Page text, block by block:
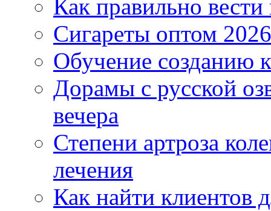
Как правильно
Сигареты оптом
Обучение созданию
Дорамы с русской
вечера
Степени артроза
лечения
Как найти клиентов